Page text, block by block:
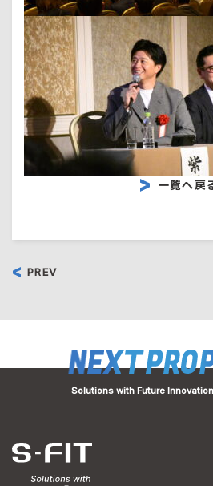
一覧へ戻
PREV
Solutions with Future